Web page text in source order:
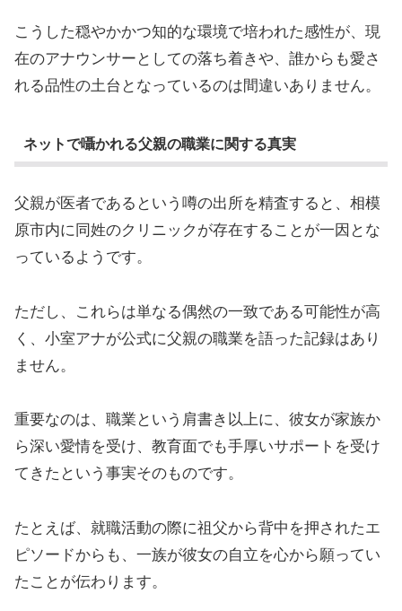
こうした穏やかかつ知的な環境で培われた感性が、現
在のアナウンサーとしての落ち着きや、誰からも愛さ
れる品性の土台となっているのは間違いありません。
ネットで囁かれる父親の職業に関する真実
父親が医者であるという噂の出所を精査すると、相模
原市内に同姓のクリニックが存在することが一因とな
っているようです。
ただし、これらは単なる偶然の一致である可能性が高
く、小室アナが公式に父親の職業を語った記録はあり
ません。
重要なのは、職業という肩書き以上に、彼女が家族か
ら深い愛情を受け、教育面でも手厚いサポートを受け
てきたという事実そのものです。
たとえば、就職活動の際に祖父から背中を押されたエ
ピソードからも、一族が彼女の自立を心から願ってい
たことが伝わります。